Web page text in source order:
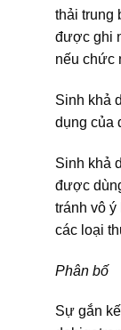
thải trung
được ghi
nếu chức
Sinh khả
dụng của
Sinh khả
được
tránh vô
các loại
Phân bố
Sự gắn